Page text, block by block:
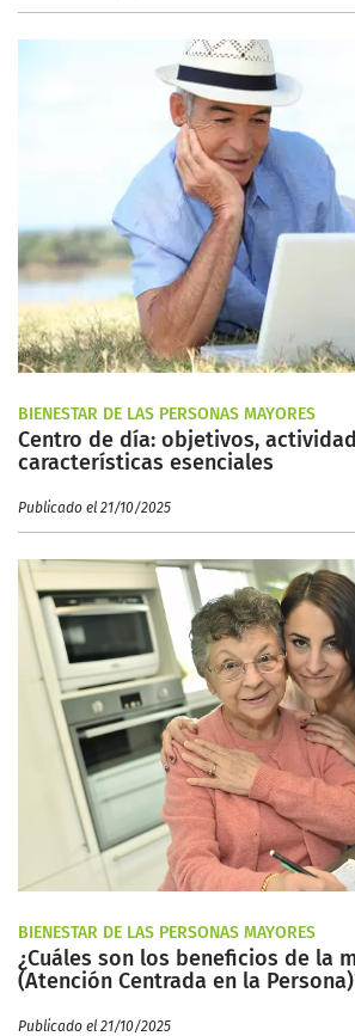
BIENESTAR DE LAS PERSONAS MAYORES
Centro de día: objetivos,
características esenciales
Publicado el 21/10/2025
BIENESTAR DE LAS PERSONAS MAYORES
¿Cuáles son los beneficios de la
(Atención Centrada en la
Publicado el 21/10/2025